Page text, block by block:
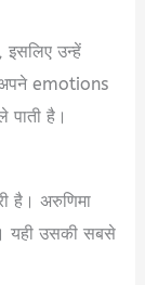
उन्हें
emotions
है।
है। अरुणिमा
यही उसकी सबसे